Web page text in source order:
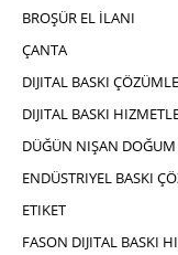
BROŞÜR EL İLANI
ÇANTA
DIJITAL BASKI
DIJITAL BASKI
DÜĞÜN NIŞAN
ENDÜSTRIYEL BASKI
ETIKET
FASON DIJITAL BASKI